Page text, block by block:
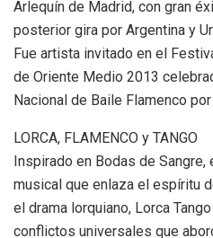
Arlequín de Madrid, con gran
posterior gira por Argentina y
Fue artista invitado en el
de Oriente Medio 2013
Nacional de Baile Flamenco
LORCA, FLAMENCO y TANGO
Inspirado en Bodas de
musical que enlaza el espíritu
el drama lorquiano, Lorca
conflictos universales que